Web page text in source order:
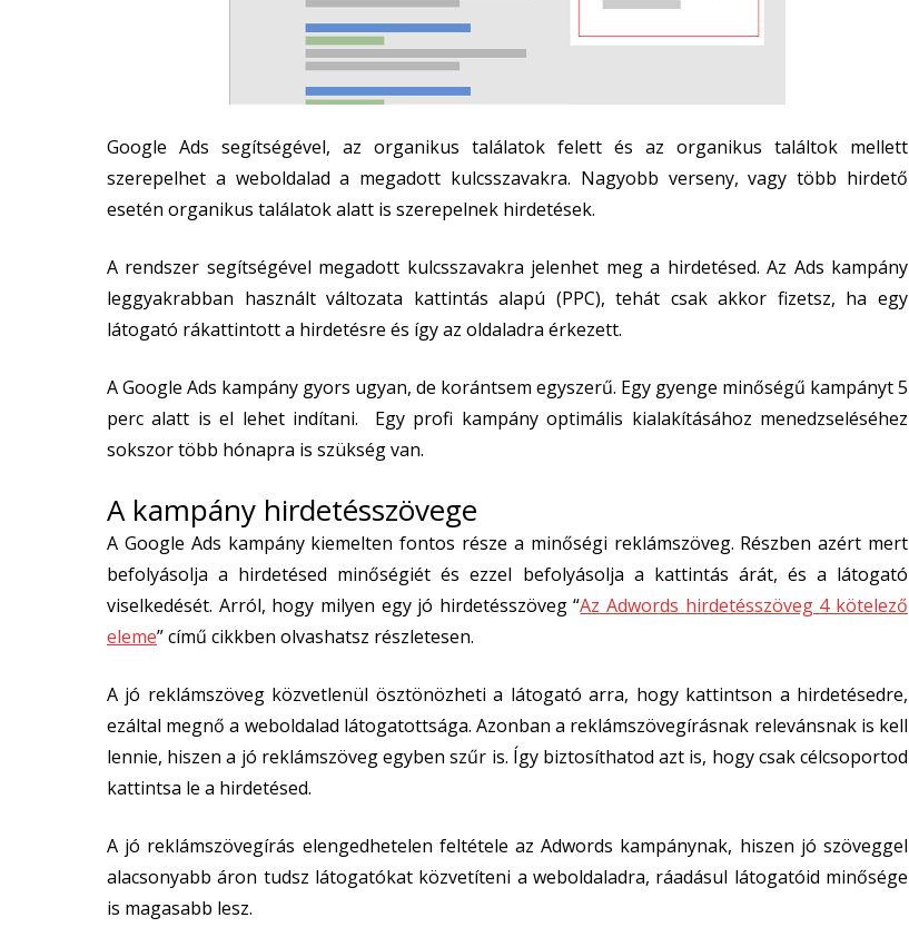
Google Ads segítségével, az organikus találatok felett és az organikus találtok mellett
szerepelhet a weboldalad a megadott kulcsszavakra. Nagyobb verseny, vagy több hirdető
esetén organikus találatok alatt is szerepelnek hirdetések.
A rendszer segítségével megadott kulcsszavakra jelenhet meg a hirdetésed. Az Ads kampány
leggyakrabban használt változata kattintás alapú (PPC), tehát csak akkor fizetsz, ha egy
látogató rákattintott a hirdetésre és így az oldaladra érkezett.
A Google Ads kampány gyors ugyan, de korántsem egyszerű. Egy gyenge minőségű kampányt 5
perc alatt is el lehet indítani. Egy profi kampány optimális kialakításához menedzseléséhez
sokszor több hónapra is szükség van.
A kampány hirdetésszövege
A Google Ads kampány kiemelten fontos része a minőségi reklámszöveg. Részben azért mert
befolyásolja a hirdetésed minőségiét és ezzel befolyásolja a kattintás árát, és a látogató
viselkedését. Arról, hogy milyen egy jó hirdetésszöveg “Az Adwords hirdetésszöveg 4 kötelező
eleme” című cikkben olvashatsz részletesen.
A jó reklámszöveg közvetlenül ösztönözheti a látogató arra, hogy kattintson a hirdetésedre,
ezáltal megnő a weboldalad látogatottsága. Azonban a reklámszövegírásnak relevánsnak is kell
lennie, hiszen a jó reklámszöveg egyben szűr is. Így biztosíthatod azt is, hogy csak célcsoportod
kattintsa le a hirdetésed.
A jó reklámszövegírás elengedhetelen feltétele az Adwords kampánynak, hiszen jó szöveggel
alacsonyabb áron tudsz látogatókat közvetíteni a weboldaladra, ráadásul látogatóid minősége
is magasabb lesz.